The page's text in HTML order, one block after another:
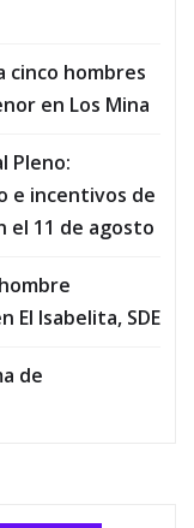
cinco hombres
en Los Mina
Pleno:
e incentivos de
el 11 de agosto
El Isabelita, SDE
de